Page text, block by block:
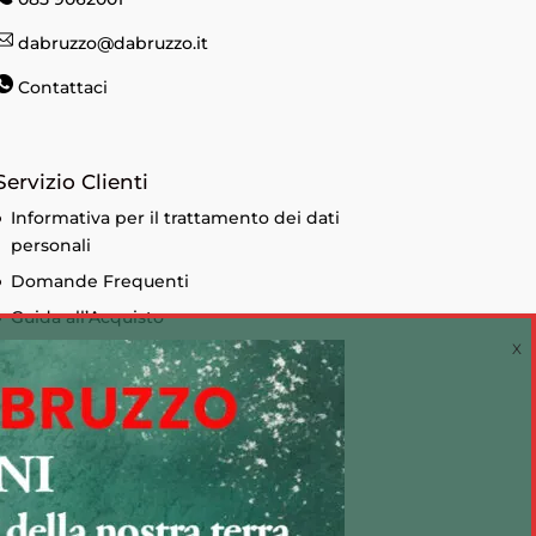
dabruzzo@dabruzzo.it
Contattaci
Clienti
Informativa per il trattamento dei dati
personali
Domande Frequenti
Guida all’Acquisto
Condizioni di vendita
Informativa sui Cookie